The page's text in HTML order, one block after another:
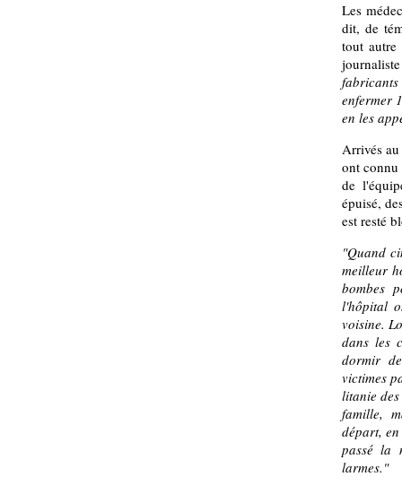
Les
dit, de
tout
enfermer
en les
Arrivés
ont connu
de
épuisé,
est resté
"Quand
meilleur
bombes
l'hôpital
voisine.
dans les
dormir
victimes
litanie
famille,
départ,
passé la
larmes."